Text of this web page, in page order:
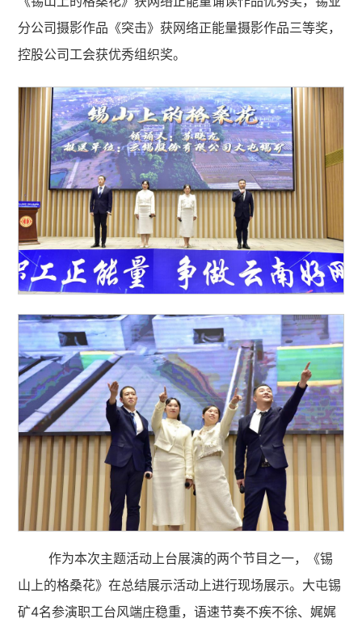
分公司摄影作品《突击》获网络正能量摄影作品三等奖，
控股公司工会获优秀组织奖。
作为本次主题活动上台展演的两个节目之一，《锡
山上的格桑花》在总结展示活动上进行现场展示。大屯锡
矿4名参演职工台风端庄稳重，语速节奏不疾不徐、娓娓